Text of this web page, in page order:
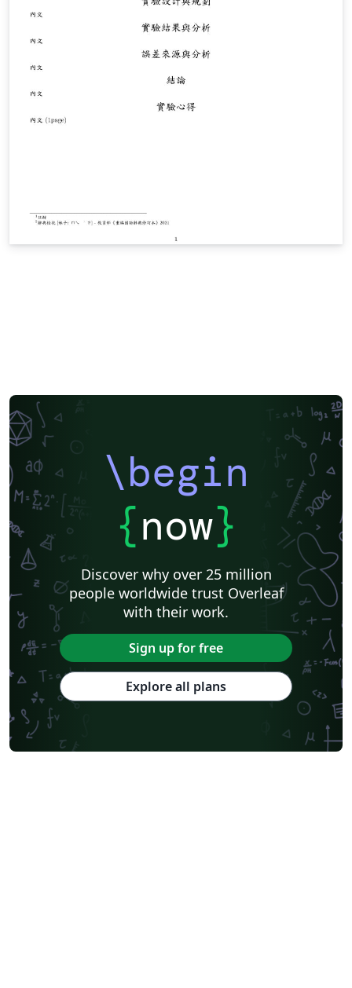
\begin
{now}
Discover why over 25 million
people worldwide trust Overleaf
with their work.
Sign up for free
Explore all plans